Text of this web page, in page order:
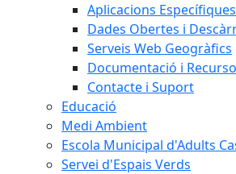
Aplicacions Específiques
Dades Obertes i
Serveis Web Geogràfics
Documentació i
Contacte i Suport
Educació
Medi Ambient
Escola Municipal d'Adults
Servei d'Espais Verds